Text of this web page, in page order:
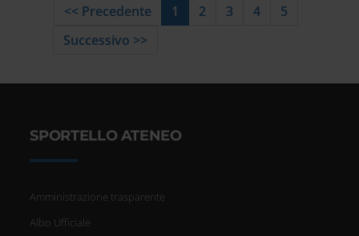
<< Precedente 1 2 3 4
5
Successivo >>
SPORTELLO ATENEO
Amministrazione trasparente
Albo Ufficiale